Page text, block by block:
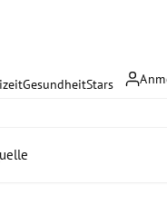
GesundheitStars